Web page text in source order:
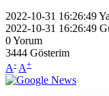
2022-10-31 16:26:49
2022-10-31 16:26:49
0Yorum
3444 Gösterim
A- A+